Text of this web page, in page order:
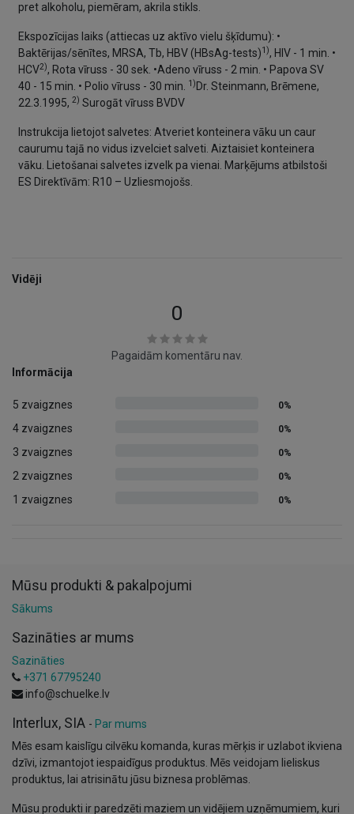
pret alkoholu, piemēram, akrila stikls.
Ekspozīcijas laiks (attiecas uz aktīvo vielu šķīdumu): •
Baktērijas/sēnītes, MRSA, Tb, HBV (HBsAg-tests)1), HIV - 1 min. •
HCV2), Rota vīruss - 30 sek. •Adeno vīruss - 2 min. • Papova SV
40 - 15 min. • Polio vīruss - 30 min.
1) Dr. Steinmann, Brēmene,
22.3.1995, 2) Surogāt vīruss BVDV
Instrukcija lietojot salvetes: Atveriet konteinera vāku un caur
caurumu tajā no vidus izvelciet salveti. Aiztaisiet konteinera
vāku. Lietošanai salvetes izvelk pa vienai. Marķējums atbilstoši
ES Direktīvām: R10 – Uzliesmojošs.
Vidēji
0
Pagaidām komentāru nav.
Informācija
5 zvaigznes 0%
4 zvaigznes 0%
3 zvaigznes 0%
2 zvaigznes 0%
1 zvaigznes 0%
Mūsu produkti & pakalpojumi
Sākums
Sazināties ar mums
Sazināties
+371 67795240
info@schuelke.lv
Interlux, SIA - Par mums
Mēs esam kaislīgu cilvēku komanda, kuras mērķis ir uzlabot ikviena
dzīvi, izmantojot iespaidīgus produktus. Mēs veidojam lieliskus
produktus, lai atrisinātu jūsu biznesa problēmas.
Mūsu produkti ir paredzēti maziem un vidējiem uzņēmumiem, kuri